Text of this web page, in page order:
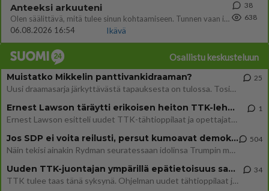
Anteeksi arkuuteni
Olen säälittävä, mitä tulee sinun kohtaamiseen. Tunnen vaan itseni todella epävarmaksi sun kanssa. Jos minun olisi pitän
06.08.2026 16:54
Ikävä
38
638
Osallistu keskusteluun
Muistatko Mikkelin panttivankidraaman?
Uusi draamasarja järkyttävästä tapauksesta on tulossa. Tositapahtumiin perustuva sarja ammentaa vuoden 1986 Mikkelin pan
25
Ernest Lawson täräytti erikoisen heiton TTK-lehdistötilaisuudessa: " Onko tässä tarkoituksena...?"
Ernest Lawson esitteli uudet TTK-tähtioppilaat ja opettajat torstaina 6.8. lehdistölle. Tulevalla kaudella on yksi hausk
1
Jos SDP ei voita reilusti, persut kumoavat demokratian Suomesta
Näin tekisi ainakin Rydman seuratessaan idolinsa Trumpin mallia https://www.is.fi/politiikka/art-2000012187244.html
504
Uuden TTK-juontajan ympärillä epätietoisuus sakenee - Nyt MTV hämmentää soppaa
TTK tulee taas tänä syksynä. Ohjelman uudet tähtioppilaat julkistetaan torstaina 6. elokuuta klo 14 alkavassa lehdistö
34